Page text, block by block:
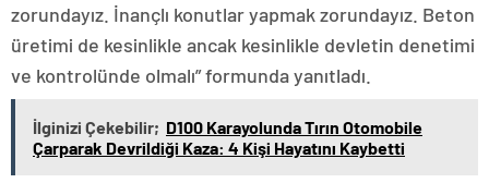
zorundayız. İnançlı konutlar yapmak zorundayız. Beton
üretimi de kesinlikle ancak kesinlikle devletin denetimi
ve kontrolünde olmalı” formunda yanıtladı.
İlginizi Çekebilir; D100 Karayolunda Tırın Otomobile
Çarparak Devrildiği Kaza: 4 Kişi Hayatını Kaybetti